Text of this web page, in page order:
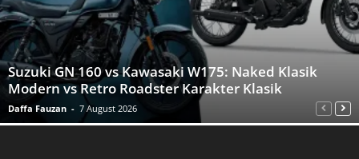
Suzuki GN 160 vs Kawasaki W175: Naked Klasik
Modern vs Retro Roadster Karakter Klasik
Daffa Fauzan - 7 August 2026